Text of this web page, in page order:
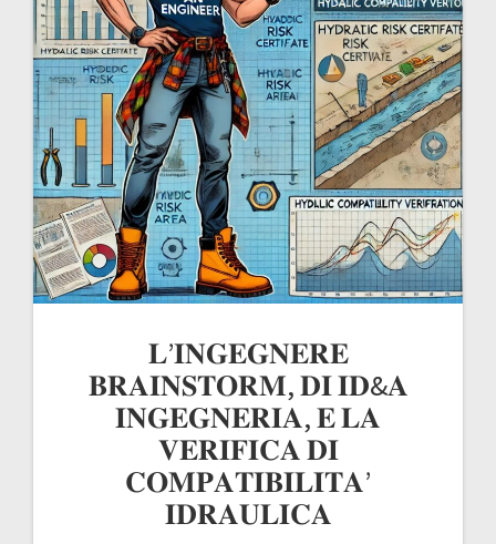
𝐋’𝐈𝐍𝐆𝐄𝐆𝐍𝐄𝐑𝐄
𝐁𝐑𝐀𝐈𝐍𝐒𝐓𝐎𝐑𝐌, 𝐃𝐈 𝐈𝐃&𝐀
𝐈𝐍𝐆𝐄𝐆𝐍𝐄𝐑𝐈𝐀, 𝐄 𝐋𝐀
𝐕𝐄𝐑𝐈𝐅𝐈𝐂𝐀 𝐃𝐈
𝐂𝐎𝐌𝐏𝐀𝐓𝐈𝐁𝐈𝐋𝐈𝐓𝐀’
𝐈𝐃𝐑𝐀𝐔𝐋𝐈𝐂𝐀